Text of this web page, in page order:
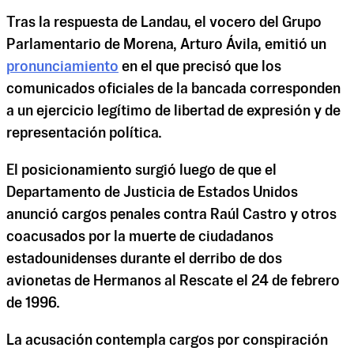
Tras la respuesta de Landau, el vocero del Grupo
Parlamentario de Morena, Arturo Ávila, emitió un
pronunciamiento en el que precisó que los
comunicados oficiales de la bancada corresponden
a un ejercicio legítimo de libertad de expresión y de
representación política.
El posicionamiento surgió luego de que el
Departamento de Justicia de Estados Unidos
anunció cargos penales contra Raúl Castro y otros
coacusados por la muerte de ciudadanos
estadounidenses durante el derribo de dos
avionetas de Hermanos al Rescate el 24 de febrero
de 1996.
La acusación contempla cargos por conspiración